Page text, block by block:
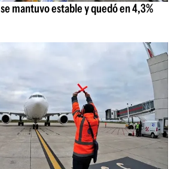
mantuvo estable y quedó en 4,3%